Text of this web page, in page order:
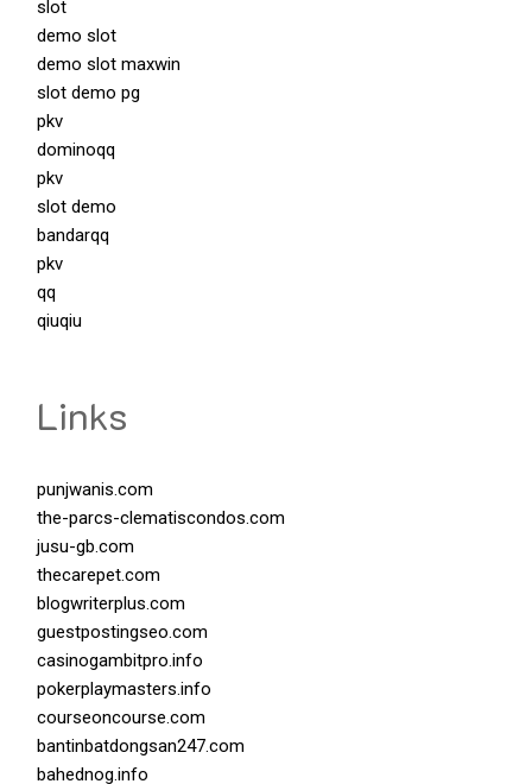
slot
demo slot
demo slot maxwin
slot demo pg
pkv
dominoqq
pkv
slot demo
bandarqq
pkv
qq
qiuqiu
Links
punjwanis.com
the-parcs-clematiscondos.com
jusu-gb.com
thecarepet.com
blogwriterplus.com
guestpostingseo.com
casinogambitpro.info
pokerplaymasters.info
courseoncourse.com
bantinbatdongsan247.com
bahednog.info